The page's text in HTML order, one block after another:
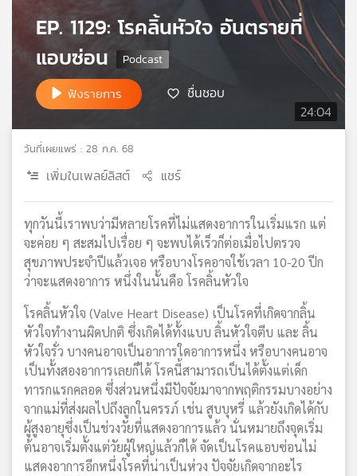
แผนที่
ข่าย
24:04
EP. 1129: โรคลิ้นหัวใจ อันตรายที่
แอบซ่อน
ฟังรายการ ชื่นชอบ
วันที่เผยแพร่ : 28 ก.ค. 68
เพิ่มในเพลย์ลิสต์ แชร์
ทุกวันนี้เราพบว่ามีหลายโรคที่ไม่แสดงอาการในเริ่มแรก แต่
จะค่อย ๆ สะสมไปเรื่อย ๆ จะพบได้เร็วก็ต่อเมื่อไปตรวจ
สุขภาพประจำปีแล้วเจอ หรือบางโรคอาจใช้เวลา 10-20 ปีก
ว่าจะแสดงอาการ หนึ่งในนั้นคือ โรคลิ้นหัวใจ
โรคลิ้นหัวใจ (Valve Heart Disease) เป็นโรคที่เกิดจากลิ้น
หัวใจทำงานผิดปกติ ซึ่งเกิดได้ทั้งแบบ ลิ้นหัวใจตีบ และ ลิ้น
หัวใจรั่ว บางคนอาจเป็นอาการใดอาการหนึ่ง หรือบางคนอาจ
เป็นทั้งสองอาการเลยก็ได้ โรคนี้สามารถเป็นได้ตั้งแต่เด็ก
ทารกแรกคลอด ซึ่งส่วนหนึ่งมีปัจจัยมาจากพฤติกรรมบางอย่าง
จากแม่ที่ส่งผลไปถึงลูกในครรภ์ เช่น สูบบุหรี่ แล้วยังเกิดได้กับ
ผู้สูงอายุซึ่งเป็นช่วงวัยที่แสดงอาการแล้ว นั่นหมายถึงจุดเริ่ม
ต้นอาจเริ่มตั้งแต่วัยผู้ใหญ่แล้วก็ได้ จัดเป็นโรคแอบซ่อนไม่
แสดงอาการอีกหนึ่งโรคที่น่าเป็นห่วง ปัจจัยเกิดจากอะไร